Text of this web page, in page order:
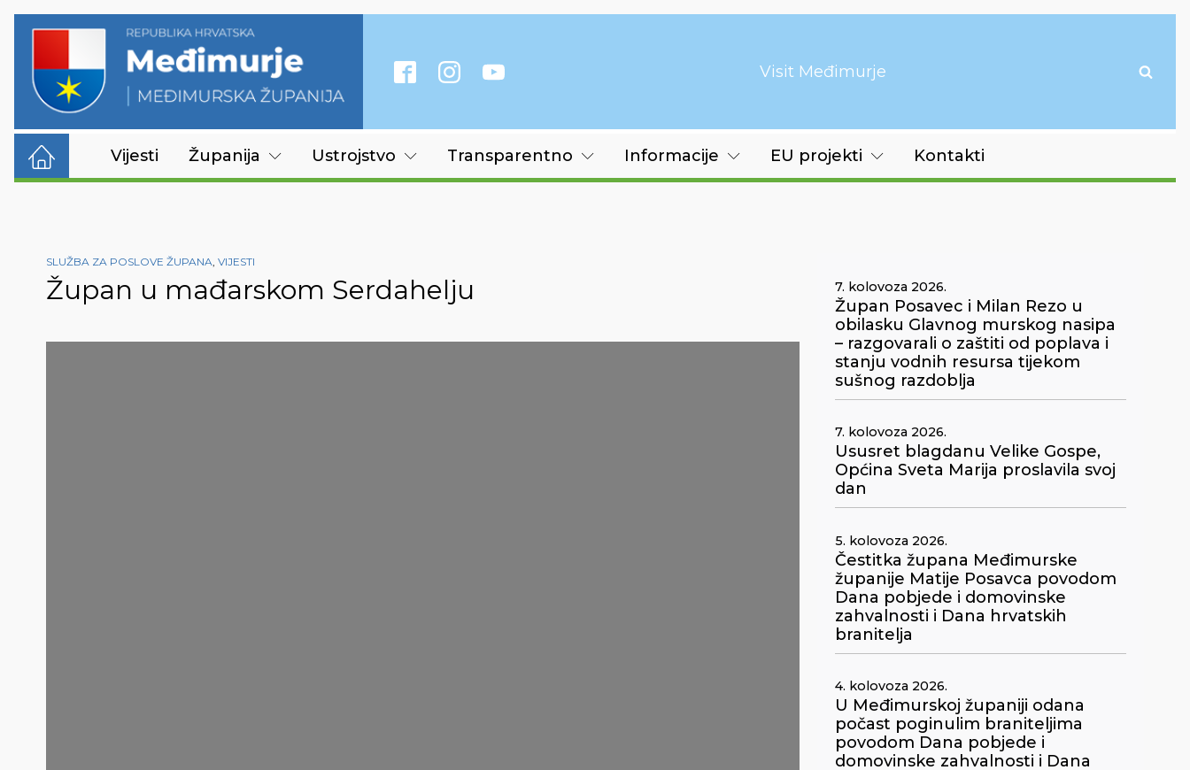
Visit Međimurje
Vijesti Županija Ustrojstvo Transparentno Informacije EU projekti Kontakti
SLUŽBA ZA POSLOVE ŽUPANA, VIJESTI
Župan u mađarskom Serdahelju 7. kolovoza 2026.
Župan Posavec i Milan Rezo u
obilasku Glavnog murskog nasipa
– razgovarali o zaštiti od poplava i
stanju vodnih resursa tijekom
sušnog razdoblja
7. kolovoza 2026.
Ususret blagdanu Velike Gospe,
Općina Sveta Marija proslavila svoj
dan
5. kolovoza 2026.
Čestitka župana Međimurske
županije Matije Posavca povodom
Dana pobjede i domovinske
zahvalnosti i Dana hrvatskih
branitelja
4. kolovoza 2026.
U Međimurskoj županiji odana
počast poginulim braniteljima
povodom Dana pobjede i
domovinske zahvalnosti i Dana